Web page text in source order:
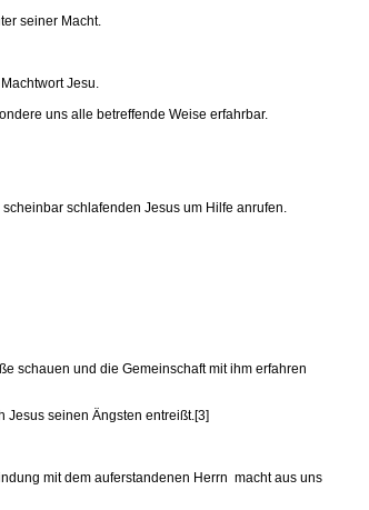
seiner Macht.
Jesu.
uns alle betreffende Weise erfahrbar.
schlafenden Jesus um Hilfe anrufen.
schauen und die Gemeinschaft mit ihm erfahren
Jesus seinen Ängsten entreißt.[3]
mit dem auferstandenen Herrn macht aus uns